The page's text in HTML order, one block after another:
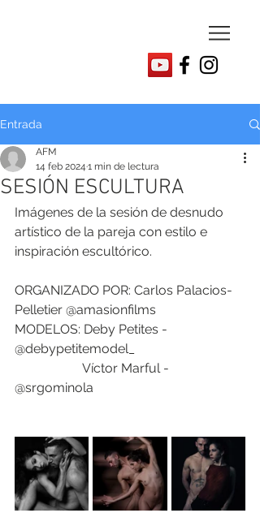
Entrada
SESIÓN ESCULTURA
AFM
14 feb 2024 1 min de lectura
Imágenes de la sesión de desnudo
artístico de la pareja con estilo e
inspiración escultórico.
ORGANIZADO POR: Carlos Palacios-
Pelletier @amasionfilms
MODELOS: Deby Petites -
@debypetitemodel_
Víctor Marful -
@srgominola